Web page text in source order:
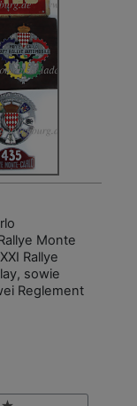
Monte
Rallye
sowie
Reglement